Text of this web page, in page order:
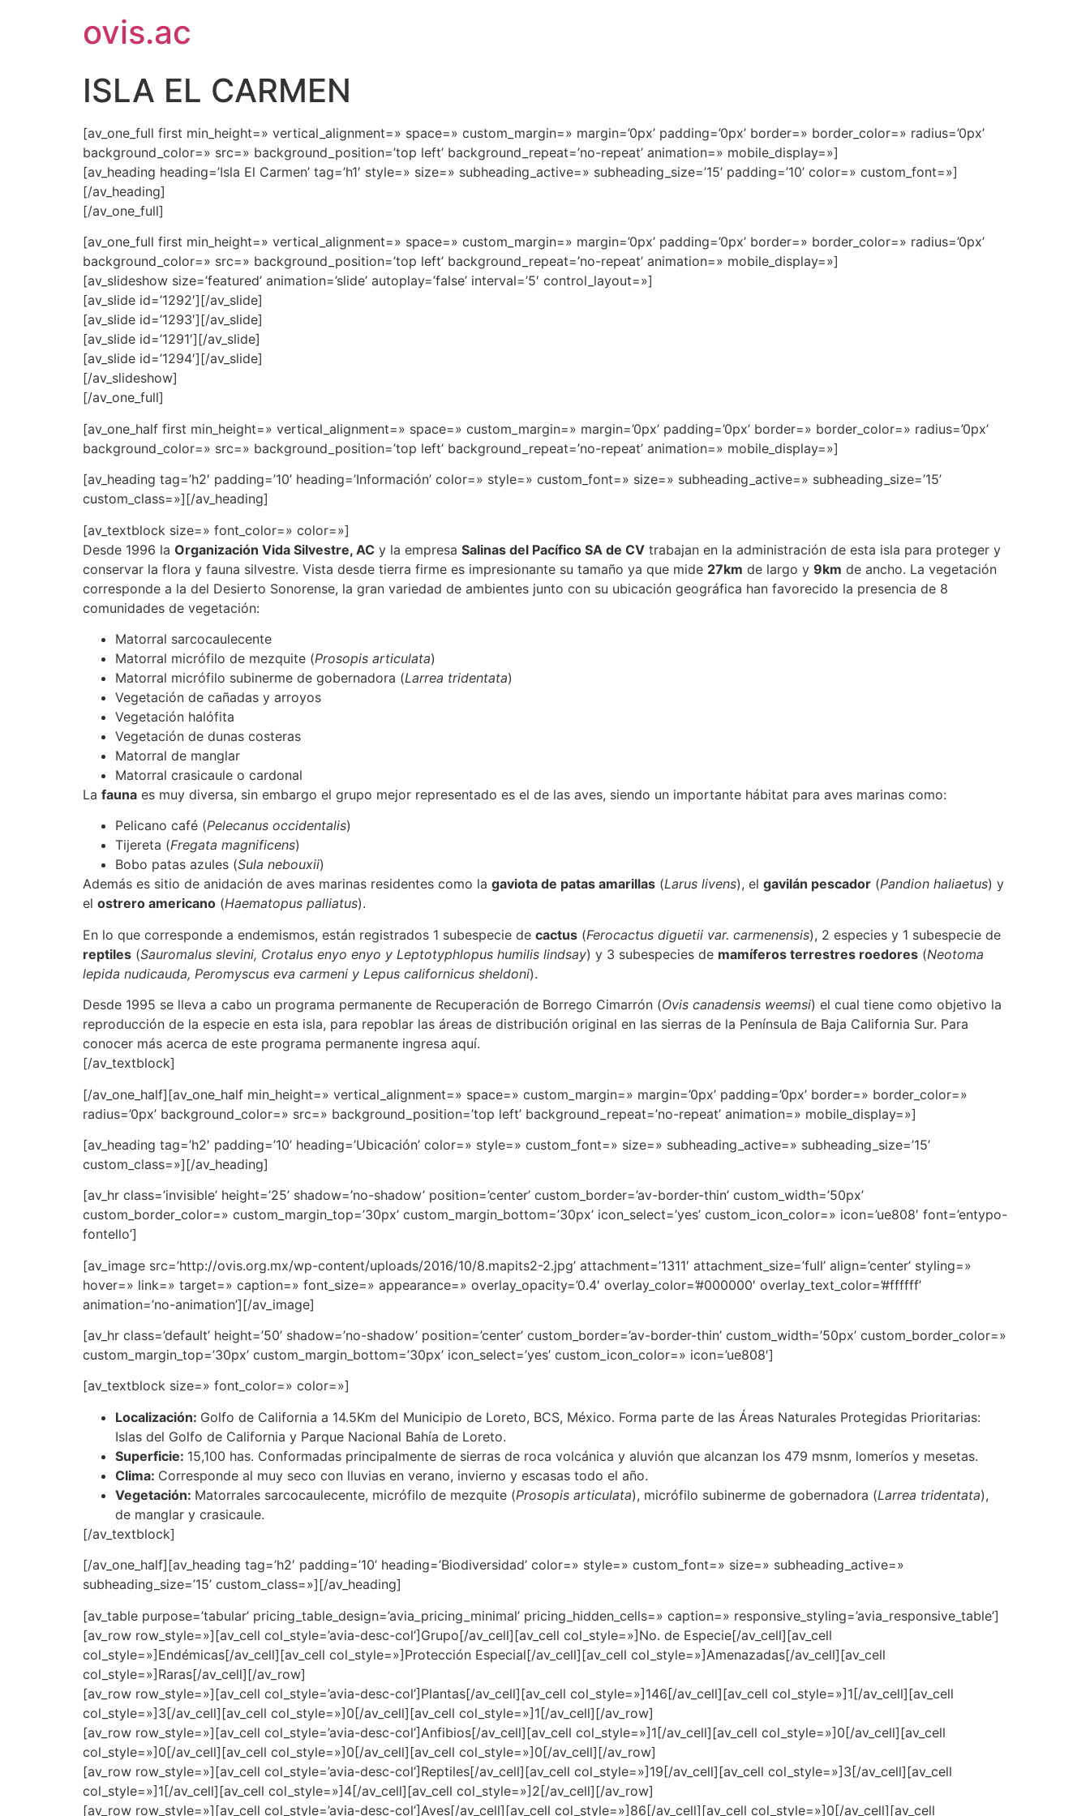
ovis.ac
ISLA EL CARMEN
[av_one_full first min_height=» vertical_alignment=» space=» custom_margin=» margin=’0px’ padding=’0px’ border=» border_color=» radius=’0px’
background_color=» src=» background_position=’top left’ background_repeat=’no-repeat’ animation=» mobile_display=»]
[av_heading heading=’Isla El Carmen’ tag=’h1′ style=» size=» subheading_active=» subheading_size=’15’ padding=’10’ color=» custom_font=»]
[/av_heading]
[/av_one_full]
[av_one_full first min_height=» vertical_alignment=» space=» custom_margin=» margin=’0px’ padding=’0px’ border=» border_color=» radius=’0px’
background_color=» src=» background_position=’top left’ background_repeat=’no-repeat’ animation=» mobile_display=»]
[av_slideshow size=’featured’ animation=’slide’ autoplay=’false’ interval=’5′ control_layout=»]
[av_slide id=’1292′][/av_slide]
[av_slide id=’1293′][/av_slide]
[av_slide id=’1291′][/av_slide]
[av_slide id=’1294′][/av_slide]
[/av_slideshow]
[/av_one_full]
[av_one_half first min_height=» vertical_alignment=» space=» custom_margin=» margin=’0px’ padding=’0px’ border=» border_color=» radius=’0px’
background_color=» src=» background_position=’top left’ background_repeat=’no-repeat’ animation=» mobile_display=»]
[av_heading tag=’h2′ padding=’10’ heading=’Información’ color=» style=» custom_font=» size=» subheading_active=» subheading_size=’15’
custom_class=»][/av_heading]
[av_textblock size=» font_color=» color=»]
Desde 1996 la Organización Vida Silvestre, AC y la empresa Salinas del Pacífico SA de CV trabajan en la administración de esta isla para proteger y
conservar la flora y fauna silvestre. Vista desde tierra firme es impresionante su tamaño ya que mide 27km de largo y 9km de ancho. La vegetación
corresponde a la del Desierto Sonorense, la gran variedad de ambientes junto con su ubicación geográfica han favorecido la presencia de 8
comunidades de vegetación:
Matorral sarcocaulecente
Matorral micrófilo de mezquite (Prosopis articulata)
Matorral micrófilo subinerme de gobernadora (Larrea tridentata)
Vegetación de cañadas y arroyos
Vegetación halófita
Vegetación de dunas costeras
Matorral de manglar
Matorral crasicaule o cardonal
La fauna es muy diversa, sin embargo el grupo mejor representado es el de las aves, siendo un importante hábitat para aves marinas como:
Pelicano café (Pelecanus occidentalis)
Tijereta (Fregata magnificens)
Bobo patas azules (Sula nebouxii)
Además es sitio de anidación de aves marinas residentes como la gaviota de patas amarillas (Larus livens), el gavilán pescador (Pandion haliaetus) y
el ostrero americano (Haematopus palliatus).
En lo que corresponde a endemismos, están registrados 1 subespecie de cactus (Ferocactus diguetii var. carmenensis), 2 especies y 1 subespecie de
reptiles (Sauromalus slevini, Crotalus enyo enyo y Leptotyphlopus humilis lindsay) y 3 subespecies de mamíferos terrestres roedores (Neotoma
lepida nudicauda, Peromyscus eva carmeni y Lepus californicus sheldoni).
Desde 1995 se lleva a cabo un programa permanente de Recuperación de Borrego Cimarrón (Ovis canadensis weemsi) el cual tiene como objetivo la
reproducción de la especie en esta isla, para repoblar las áreas de distribución original en las sierras de la Península de Baja California Sur. Para
conocer más acerca de este programa permanente ingresa aquí.
[/av_textblock]
[/av_one_half][av_one_half min_height=» vertical_alignment=» space=» custom_margin=» margin=’0px’ padding=’0px’ border=» border_color=»
radius=’0px’ background_color=» src=» background_position=’top left’ background_repeat=’no-repeat’ animation=» mobile_display=»]
[av_heading tag=’h2′ padding=’10’ heading=’Ubicación’ color=» style=» custom_font=» size=» subheading_active=» subheading_size=’15’
custom_class=»][/av_heading]
[av_hr class=’invisible’ height=’25’ shadow=’no-shadow’ position=’center’ custom_border=’av-border-thin’ custom_width=’50px’
custom_border_color=» custom_margin_top=’30px’ custom_margin_bottom=’30px’ icon_select=’yes’ custom_icon_color=» icon=’ue808′ font=’entypo-
fontello’]
[av_image src=’http://ovis.org.mx/wp-content/uploads/2016/10/8.mapits2-2.jpg’ attachment=’1311′ attachment_size=’full’ align=’center’ styling=»
hover=» link=» target=» caption=» font_size=» appearance=» overlay_opacity=’0.4′ overlay_color=’#000000′ overlay_text_color=’#ffffff’
animation=’no-animation’][/av_image]
[av_hr class=’default’ height=’50’ shadow=’no-shadow’ position=’center’ custom_border=’av-border-thin’ custom_width=’50px’ custom_border_color=»
custom_margin_top=’30px’ custom_margin_bottom=’30px’ icon_select=’yes’ custom_icon_color=» icon=’ue808′]
[av_textblock size=» font_color=» color=»]
Localización: Golfo de California a 14.5Km del Municipio de Loreto, BCS, México. Forma parte de las Áreas Naturales Protegidas Prioritarias:
Islas del Golfo de California y Parque Nacional Bahía de Loreto.
Superficie: 15,100 has. Conformadas principalmente de sierras de roca volcánica y aluvión que alcanzan los 479 msnm, lomeríos y mesetas.
Clima: Corresponde al muy seco con lluvias en verano, invierno y escasas todo el año.
Vegetación: Matorrales sarcocaulecente, micrófilo de mezquite (Prosopis articulata), micrófilo subinerme de gobernadora (Larrea tridentata),
de manglar y crasicaule.
[/av_textblock]
[/av_one_half][av_heading tag=’h2′ padding=’10’ heading=’Biodiversidad’ color=» style=» custom_font=» size=» subheading_active=»
subheading_size=’15’ custom_class=»][/av_heading]
[av_table purpose=’tabular’ pricing_table_design=’avia_pricing_minimal’ pricing_hidden_cells=» caption=» responsive_styling=’avia_responsive_table’]
[av_row row_style=»][av_cell col_style=’avia-desc-col’]Grupo[/av_cell][av_cell col_style=»]No. de Especie[/av_cell][av_cell
col_style=»]Endémicas[/av_cell][av_cell col_style=»]Protección Especial[/av_cell][av_cell col_style=»]Amenazadas[/av_cell][av_cell
col_style=»]Raras[/av_cell][/av_row]
[av_row row_style=»][av_cell col_style=’avia-desc-col’]Plantas[/av_cell][av_cell col_style=»]146[/av_cell][av_cell col_style=»]1[/av_cell][av_cell
col_style=»]3[/av_cell][av_cell col_style=»]0[/av_cell][av_cell col_style=»]1[/av_cell][/av_row]
[av_row row_style=»][av_cell col_style=’avia-desc-col’]Anfibios[/av_cell][av_cell col_style=»]1[/av_cell][av_cell col_style=»]0[/av_cell][av_cell
col_style=»]0[/av_cell][av_cell col_style=»]0[/av_cell][av_cell col_style=»]0[/av_cell][/av_row]
[av_row row_style=»][av_cell col_style=’avia-desc-col’]Reptiles[/av_cell][av_cell col_style=»]19[/av_cell][av_cell col_style=»]3[/av_cell][av_cell
col_style=»]1[/av_cell][av_cell col_style=»]4[/av_cell][av_cell col_style=»]2[/av_cell][/av_row]
[av_row row_style=»][av_cell col_style=’avia-desc-col’]Aves[/av_cell][av_cell col_style=»]86[/av_cell][av_cell col_style=»]0[/av_cell][av_cell